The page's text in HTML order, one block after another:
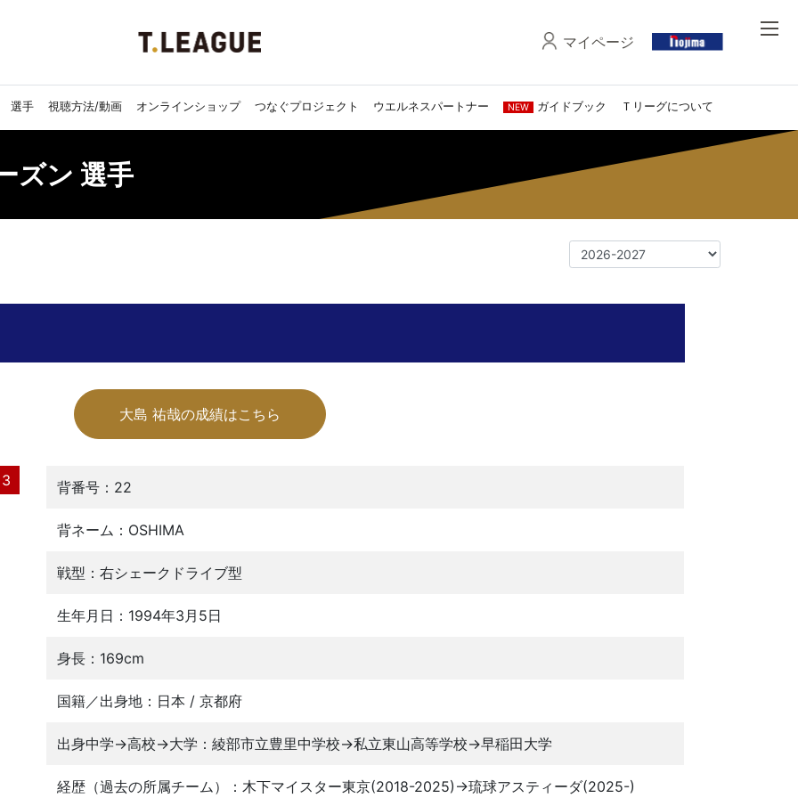
マイページ
選手 視聴方法/動画 オンラインショップ つなぐプロジェクト ウエルネスパートナー NEW ガイドブック Ｔリーグについて
ズン 選手
大島 祐哉の成績はこちら
背番号：22
背ネーム：OSHIMA
戦型：右シェークドライブ型
生年月日：1994年3月5日
身長：169cm
国籍／出身地：日本 / 京都府
出身中学→高校→大学：綾部市立豊里中学校→私立東山高等学校→早稲田大学
経歴（過去の所属チーム）：木下マイスター東京(2018-2025)→琉球アスティーダ(2025-)